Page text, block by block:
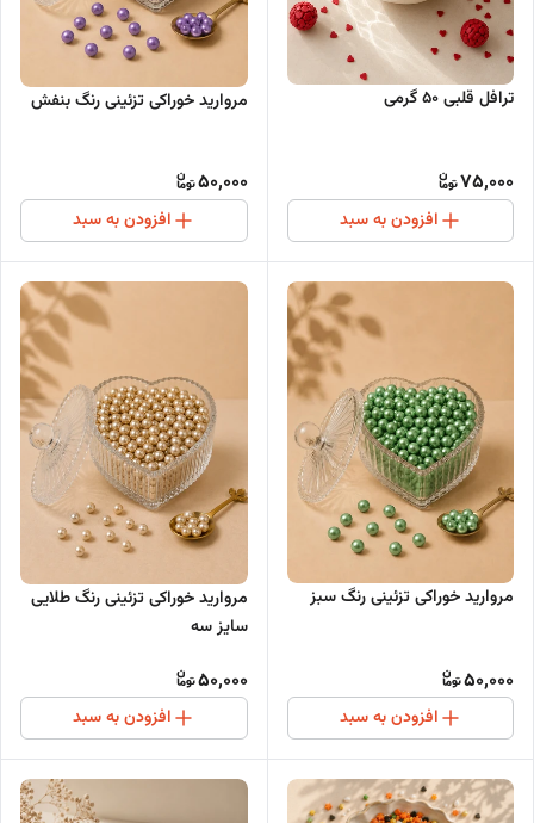
ترافل قلبی ۵۰ گرمی
75,000
افزودن به سبد
مروارید خوراکی تزئینی رنگ بنفش
50,000
افزودن به سبد
مروارید خوراکی تزئینی رنگ سبز
50,000
افزودن به سبد
مروارید خوراکی تزئینی رنگ طلایی
سایز سه
50,000
افزودن به سبد